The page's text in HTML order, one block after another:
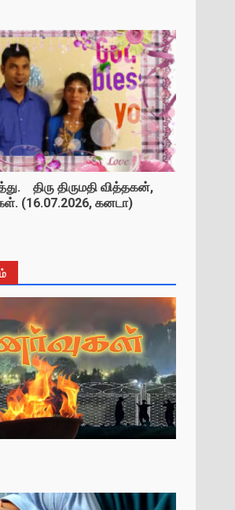
திரு திருமதி வித்தகன்,
(16.07.2026, கனடா)